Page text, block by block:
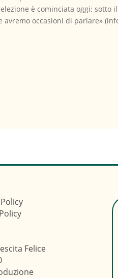
è cominciata oggi: sotto
avremo occasioni di parlare»
Felice